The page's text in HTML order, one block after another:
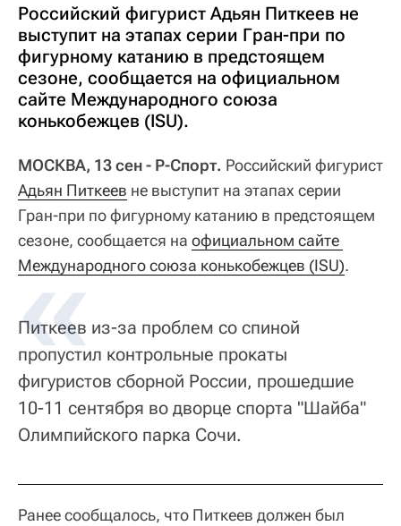
Российский фигурист Адьян Питкеев не
выступит на этапах серии Гран-при по
фигурному катанию в предстоящем
сезоне, сообщается на официальном
сайте Международного союза
конькобежцев (ISU).
МОСКВА, 13 сен - Р-Спорт. Российский фигурист
Адьян Питкеев не выступит на этапах серии
Гран-при по фигурному катанию в предстоящем
сезоне, сообщается на официальном сайте
Международного союза конькобежцев (ISU).
Питкеев из-за проблем со спиной
пропустил контрольные прокаты
фигуристов сборной России, прошедшие
10-11 сентября во дворце спорта "Шайба"
Олимпийского парка Сочи.
Ранее сообщалось, что Питкеев должен был